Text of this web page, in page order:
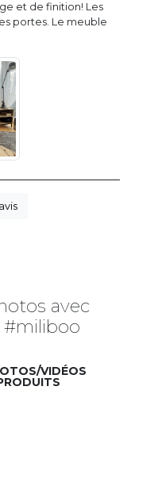
et de finition! Les
portes. Le meuble
avec
#miliboo
VIDÉOS